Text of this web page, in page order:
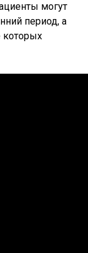
могут
период, а
которых